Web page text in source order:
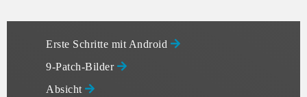
Erste Schritte mit Android
9-Patch-Bilder
Absicht